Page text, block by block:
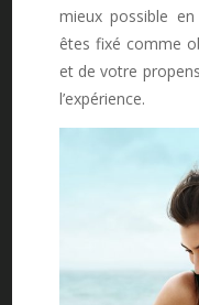
mieux possible
êtes fixé comme
et de votre
l’expérience.